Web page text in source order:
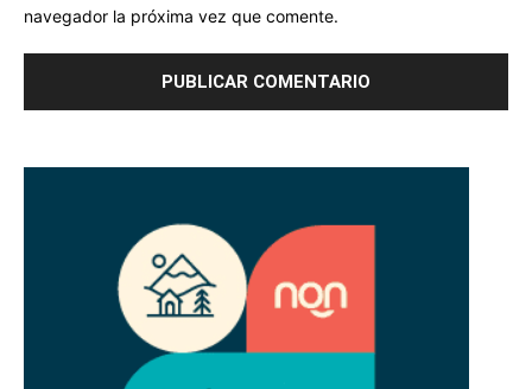
navegador la próxima vez que comente.